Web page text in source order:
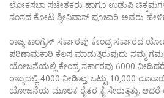
ಲೋಕಸಭಾ ಸಚೇತಕರು ಹಾಗೂ ಉಡುಪಿ
ಸಂಸದ ಕೋಟ ಶ್ರೀನಿವಾಸ್‌ ಪೂಜಾರಿ ಅವರು
ರಾಜ್ಯ ಕಾಂಗ್ರೆಸ್‌ ಸರ್ಕಾರವು ಕೇಂದ್ರ ಸರ್ಕಾರದ
ಪರಿಣಾಮಕಾರಿ ಕೆಲಸ ಮಾಡುತ್ತಿರುವುದು ನಮ್ಮ
ಯೋಜನೆಯಲ್ಲಿ ಕೇಂದ್ರ ಸರ್ಕಾರವು 6000
ರಾಜ್ಯದಲ್ಲಿ 4000 ನೀಡಿತ್ತು. ಒಟ್ಟು 10,000
ಯೋಜನೆಯ ಮೂಲಕ ರೈತರ ಕೈ ಸೇರುತ್ತಿತ್ತು. ಆದರೆ